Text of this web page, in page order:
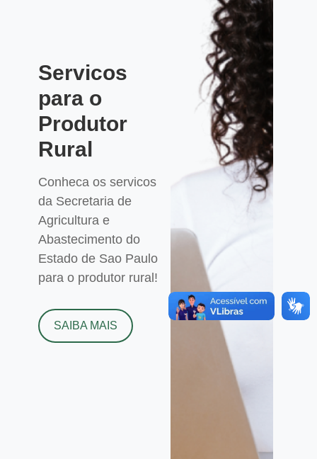
Servicos
para o
Produtor
Rural
Conheca os servicos
da Secretaria de
Agricultura e
Abastecimento do
Estado de Sao Paulo
para o produtor rural!
SAIBA MAIS